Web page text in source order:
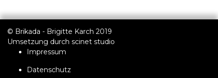
© Brikada - Brigitte Karch 2019
Umsetzung durch scinet studio
Impressum
Datenschutz